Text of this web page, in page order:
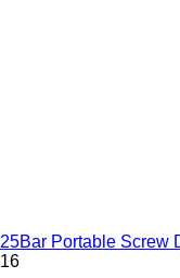
25Bar Portable Screw
16